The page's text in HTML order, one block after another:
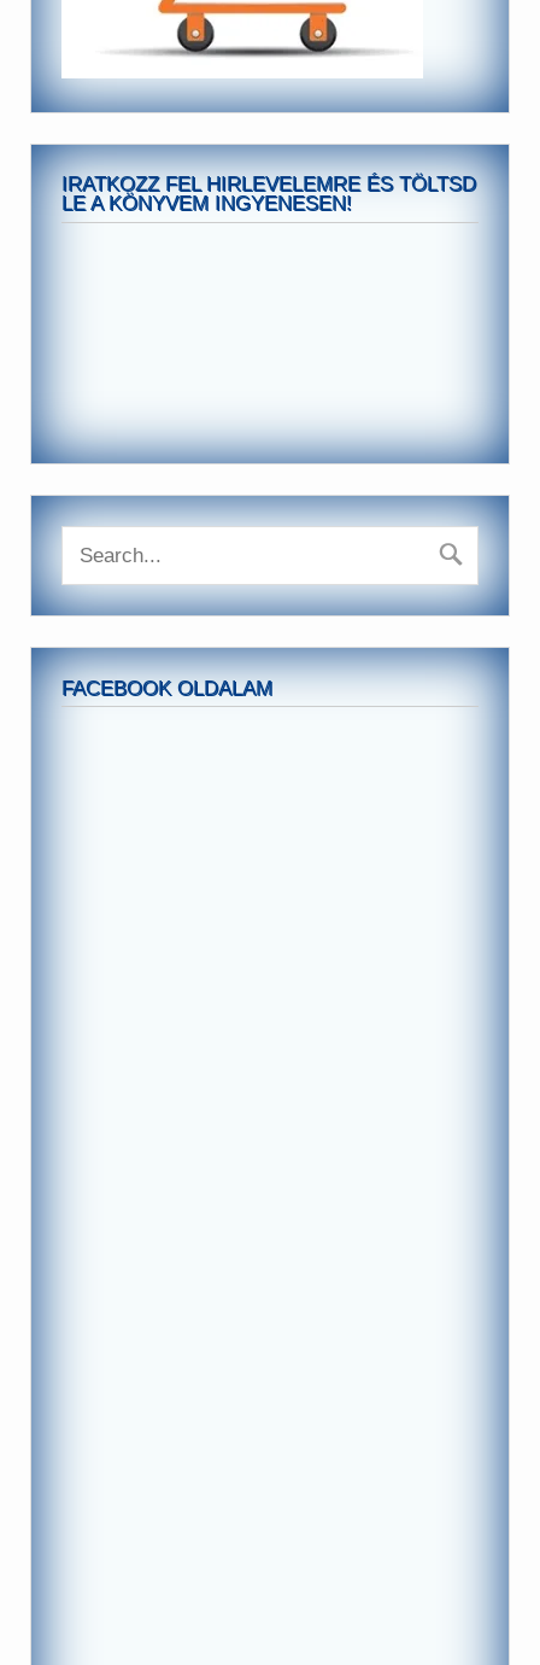
IRATKOZZ FEL HIRLEVELEMRE ÉS TÖLTSD
LE A KÖNYVEM INGYENESEN!
FACEBOOK OLDALAM